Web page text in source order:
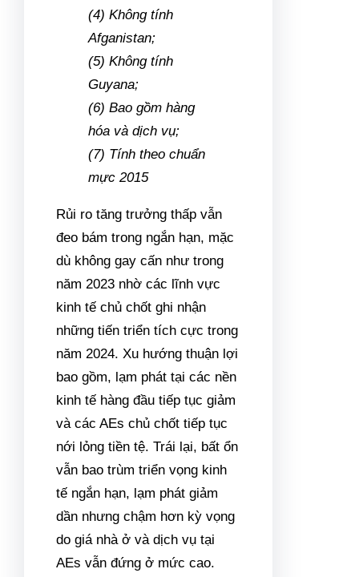
(4) Không tính
Afganistan;
(5) Không tính
Guyana;
(6) Bao gồm hàng
hóa và dịch vụ;
(7) Tính theo chuẩn
mực 2015
Rủi ro tăng trưởng thấp vẫn
đeo bám trong ngắn hạn, mặc
dù không gay cấn như trong
năm 2023 nhờ các lĩnh vực
kinh tế chủ chốt ghi nhận
những tiến triển tích cực trong
năm 2024. Xu hướng thuận lợi
bao gồm, lạm phát tại các nền
kinh tế hàng đầu tiếp tục giảm
và các AEs chủ chốt tiếp tục
nới lỏng tiền tệ. Trái lại, bất ổn
vẫn bao trùm triển vọng kinh
tế ngắn hạn, lạm phát giảm
dần nhưng chậm hơn kỳ vọng
do giá nhà ở và dịch vụ tại
AEs vẫn đứng ở mức cao.